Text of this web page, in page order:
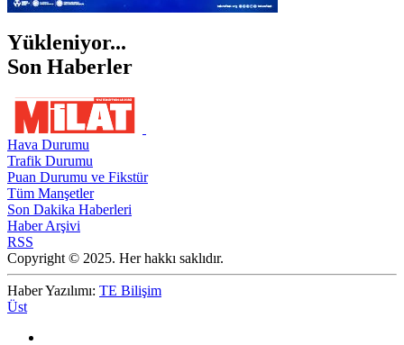
Yükleniyor...
Son Haberler
Hava Durumu
Trafik Durumu
Puan Durumu ve Fikstür
Tüm Manşetler
Son Dakika Haberleri
Haber Arşivi
RSS
Copyright © 2025. Her hakkı saklıdır.
Haber Yazılımı: TE Bilişim
Üst